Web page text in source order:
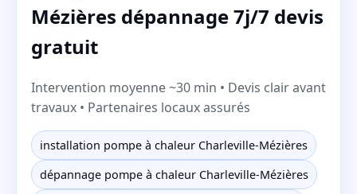
Mézières dépannage 7j/7 devis
gratuit
Intervention moyenne ~30 min • Devis clair avant
travaux • Partenaires locaux assurés
installation pompe à chaleur Charleville-Mézières
dépannage pompe à chaleur Charleville-Mézières